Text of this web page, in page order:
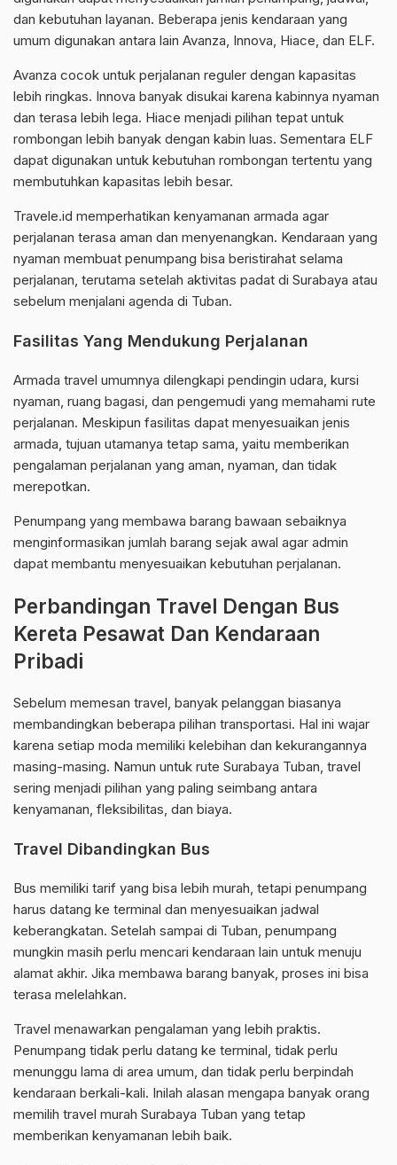
dan kebutuhan layanan. Beberapa jenis kendaraan yang
umum digunakan antara lain Avanza, Innova, Hiace, dan ELF.
Avanza cocok untuk perjalanan reguler dengan kapasitas
lebih ringkas. Innova banyak disukai karena kabinnya nyaman
dan terasa lebih lega. Hiace menjadi pilihan tepat untuk
rombongan lebih banyak dengan kabin luas. Sementara ELF
dapat digunakan untuk kebutuhan rombongan tertentu yang
membutuhkan kapasitas lebih besar.
Travele.id memperhatikan kenyamanan armada agar
perjalanan terasa aman dan menyenangkan. Kendaraan yang
nyaman membuat penumpang bisa beristirahat selama
perjalanan, terutama setelah aktivitas padat di Surabaya atau
sebelum menjalani agenda di Tuban.
Fasilitas Yang Mendukung Perjalanan
Armada travel umumnya dilengkapi pendingin udara, kursi
nyaman, ruang bagasi, dan pengemudi yang memahami rute
perjalanan. Meskipun fasilitas dapat menyesuaikan jenis
armada, tujuan utamanya tetap sama, yaitu memberikan
pengalaman perjalanan yang aman, nyaman, dan tidak
merepotkan.
Penumpang yang membawa barang bawaan sebaiknya
menginformasikan jumlah barang sejak awal agar admin
dapat membantu menyesuaikan kebutuhan perjalanan.
Perbandingan Travel Dengan Bus
Kereta Pesawat Dan Kendaraan
Pribadi
Sebelum memesan travel, banyak pelanggan biasanya
membandingkan beberapa pilihan transportasi. Hal ini wajar
karena setiap moda memiliki kelebihan dan kekurangannya
masing-masing. Namun untuk rute Surabaya Tuban, travel
sering menjadi pilihan yang paling seimbang antara
kenyamanan, fleksibilitas, dan biaya.
Travel Dibandingkan Bus
Bus memiliki tarif yang bisa lebih murah, tetapi penumpang
harus datang ke terminal dan menyesuaikan jadwal
keberangkatan. Setelah sampai di Tuban, penumpang
mungkin masih perlu mencari kendaraan lain untuk menuju
alamat akhir. Jika membawa barang banyak, proses ini bisa
terasa melelahkan.
Travel menawarkan pengalaman yang lebih praktis.
Penumpang tidak perlu datang ke terminal, tidak perlu
menunggu lama di area umum, dan tidak perlu berpindah
kendaraan berkali-kali. Inilah alasan mengapa banyak orang
memilih travel murah Surabaya Tuban yang tetap
memberikan kenyamanan lebih baik.